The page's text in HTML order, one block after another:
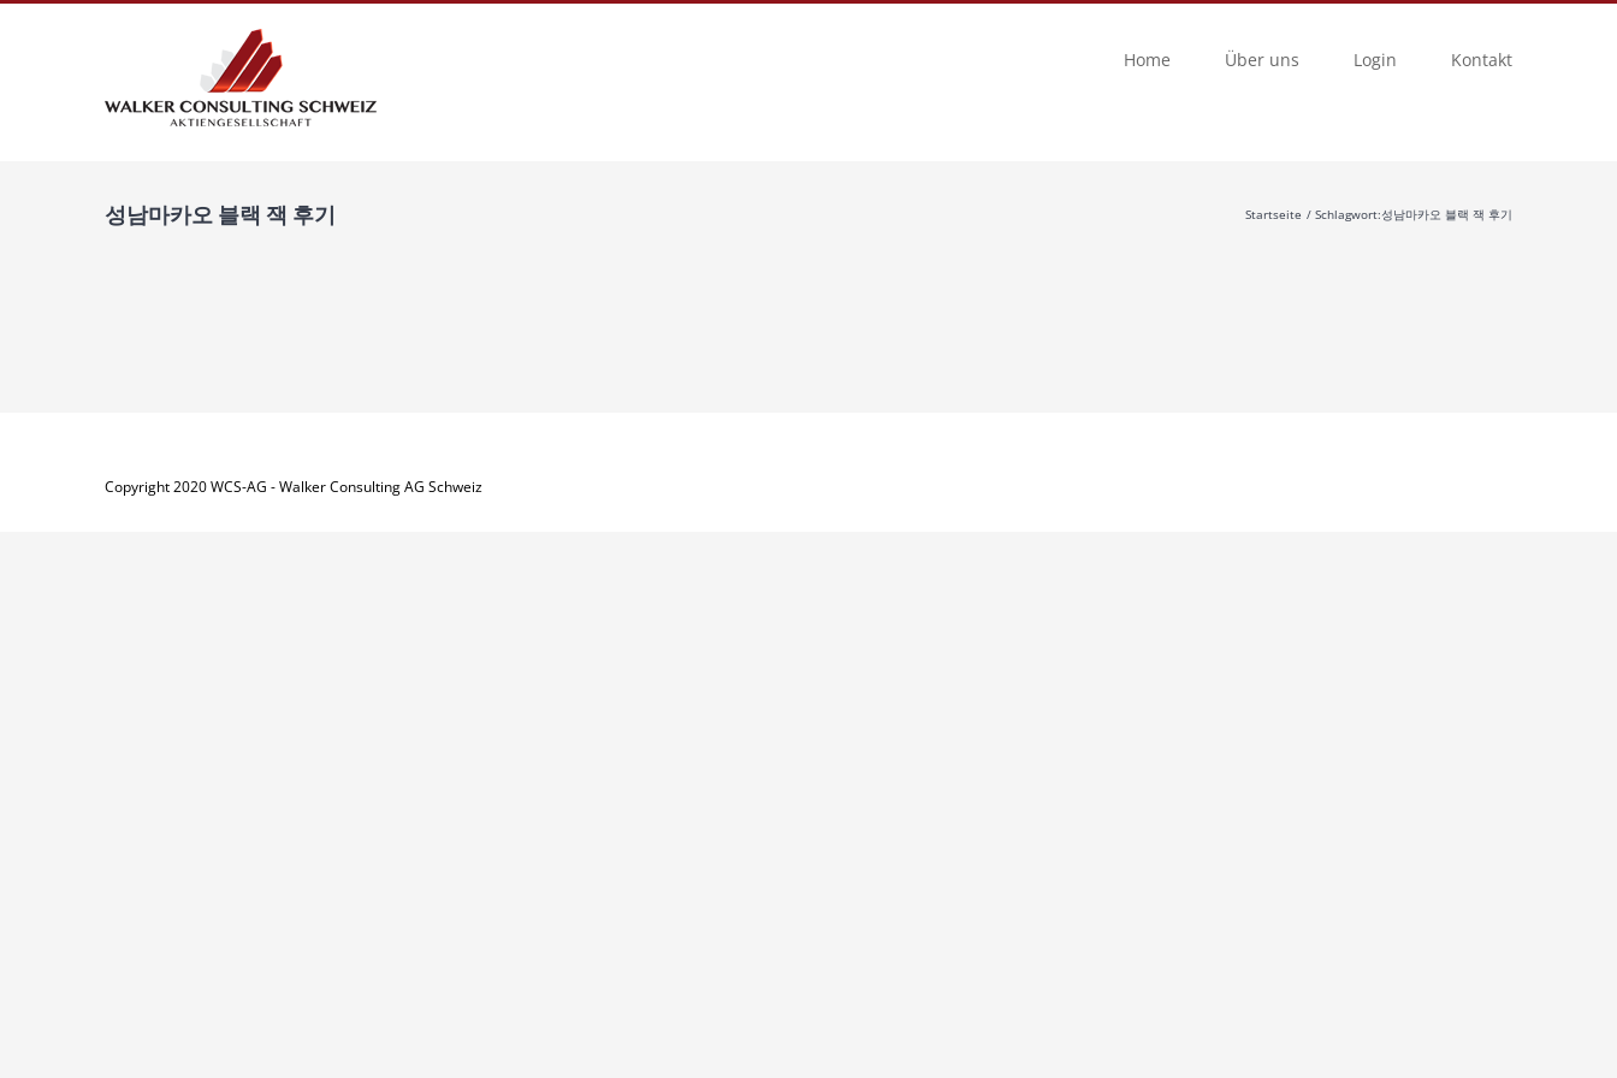
Home Über uns Login Kontakt
성남마카오 블랙 잭 후기 Startseite Schlagwort:성남마카오 블랙 잭 후기
Copyright 2020 WCS-AG - Walker Consulting AG Schweiz